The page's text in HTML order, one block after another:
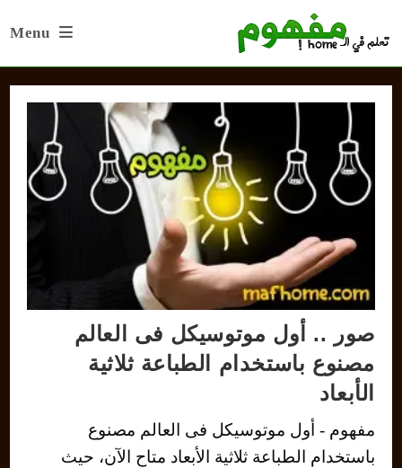
Menu
صور .. أول موتوسيكل فى العالم
مصنوع باستخدام الطباعة ثلاثية
الأبعاد
مفهوم - أول موتوسيكل فى العالم مصنوع
باستخدام الطباعة ثلاثية الأبعاد متاح الآن، حيث